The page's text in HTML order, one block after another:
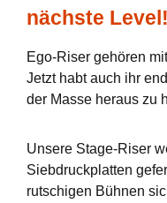
nächste Level!
Ego-Riser gehören
Jetzt habt auch ihr
der Masse heraus zu
Unsere Stage-Riser
Siebdruckplatten
rutschigen Bühnen